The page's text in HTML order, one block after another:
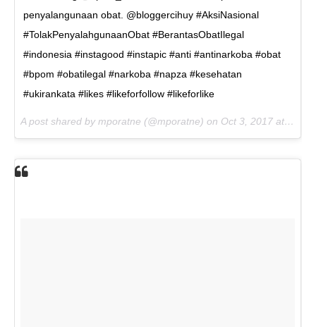
penyalangunaan obat. @bloggercihuy #AksiNasional
#TolakPenyalahgunaanObat #BerantasObatIlegal
#indonesia #instagood #instapic #anti #antinarkoba #obat
#bpom #obatilegal #narkoba #napza #kesehatan
#ukirankata #likes #likeforfollow #likeforlike
A post shared by mporatne (@mporatne) on Oct 3, 2017 at 2:10pm PDT